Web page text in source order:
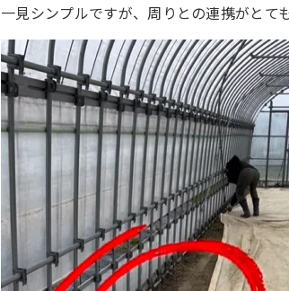
一見シンプルですが、周りとの連携がとて